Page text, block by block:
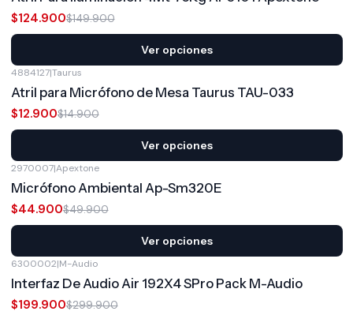
$124.900$149.900
Ver opciones
4884127|Taurus
Atril para Micrófono de Mesa Taurus TAU-033
$12.900$14.900
Ver opciones
2970007|Apextone
Micrófono Ambiental Ap-Sm320E
$44.900$49.900
Ver opciones
6300002|M-Audio
Interfaz De Audio Air 192X4 SPro Pack M-Audio
$199.900$299.900